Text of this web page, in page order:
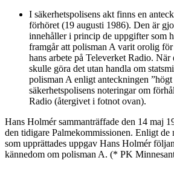
I säkerhetspolisens akt finns en
förhöret (19 augusti 1986). Den är
innehåller i princip de uppgifter som
framgår att polisman A varit orolig
hans arbete på Televerket Radio.
skulle göra det utan handla om
polisman A enligt anteckningen
säkerhetspolisens noteringar om
Radio (återgivet i fotnot ovan).
Hans Holmér sammanträffade den 14 maj
den tidigare Palmekommissionen. Enligt de
som upprättades uppgav Hans Holmér
kännedom om polisman A. (* PK